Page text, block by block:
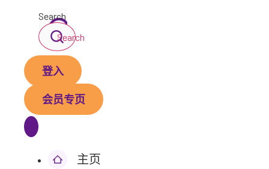
Search
Search
登入
会员专页
主页